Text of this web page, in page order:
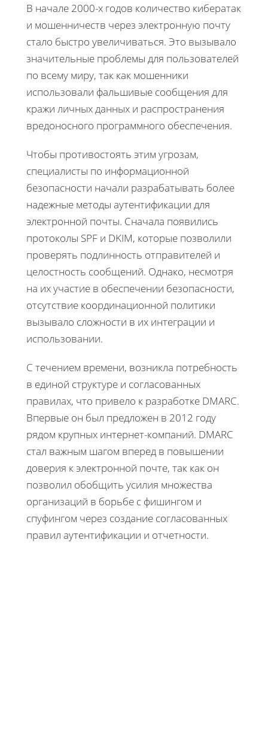
В начале 2000-х годов количество кибератак
и мошенничеств через электронную почту
стало быстро увеличиваться. Это вызывало
значительные проблемы для пользователей
по всему миру, так как мошенники
использовали фальшивые сообщения для
кражи личных данных и распространения
вредоносного программного обеспечения.
Чтобы противостоять этим угрозам,
специалисты по информационной
безопасности начали разрабатывать более
надежные методы аутентификации для
электронной почты. Сначала появились
протоколы SPF и DKIM, которые позволили
проверять подлинность отправителей и
целостность сообщений. Однако, несмотря
на их участие в обеспечении безопасности,
отсутствие координационной политики
вызывало сложности в их интеграции и
использовании.
С течением времени, возникла потребность
в единой структуре и согласованных
правилах, что привело к разработке DMARC.
Впервые он был предложен в 2012 году
рядом крупных интернет-компаний. DMARC
стал важным шагом вперед в повышении
доверия к электронной почте, так как он
позволил обобщить усилия множества
организаций в борьбе с фишингом и
спуфингом через создание согласованных
правил аутентификации и отчетности.